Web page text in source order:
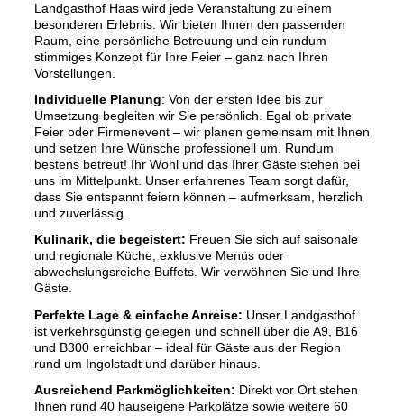
Landgasthof Haas wird jede Veranstaltung zu einem
besonderen Erlebnis. Wir bieten Ihnen den passenden
Raum, eine persönliche Betreuung und ein rundum
stimmiges Konzept für Ihre Feier – ganz nach Ihren
Vorstellungen.
Individuelle Planung: Von der ersten Idee bis zur
Umsetzung begleiten wir Sie persönlich. Egal ob private
Feier oder Firmenevent – wir planen gemeinsam mit Ihnen
und setzen Ihre Wünsche professionell um. Rundum
bestens betreut! Ihr Wohl und das Ihrer Gäste stehen bei
uns im Mittelpunkt. Unser erfahrenes Team sorgt dafür,
dass Sie entspannt feiern können – aufmerksam, herzlich
und zuverlässig.
Kulinarik, die begeistert: Freuen Sie sich auf saisonale
und regionale Küche, exklusive Menüs oder
abwechslungsreiche Buffets. Wir verwöhnen Sie und Ihre
Gäste.
Perfekte Lage & einfache Anreise: Unser Landgasthof
ist verkehrsgünstig gelegen und schnell über die A9, B16
und B300 erreichbar – ideal für Gäste aus der Region
rund um Ingolstadt und darüber hinaus.
Ausreichend Parkmöglichkeiten: Direkt vor Ort stehen
Ihnen rund 40 hauseigene Parkplätze sowie weitere 60